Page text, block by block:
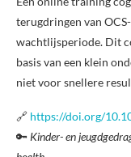
terugdringen van
wachtlijsperiode. Dit
basis van een klein
niet voor snellere
🔗 https://doi.org/
🔑 Kinder- en